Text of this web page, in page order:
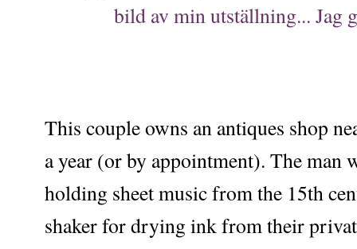
bild av min utställning... Jag
This couple owns an antiques shop
a year (or by appointment). The man
holding sheet music from the 15th
shaker for drying ink from their